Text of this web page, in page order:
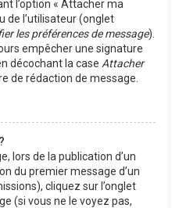
l’option « Attacher ma
de l’utilisateur (onglet
les préférences de message).
empêcher une signature
décochant la case Attacher
de rédaction de message.
lors de la publication d’un
du premier message d’un
cliquez sur l’onglet
(si vous ne le voyez pas,